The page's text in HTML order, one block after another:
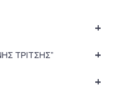
+
+
ΤΡΙΤΣΗΣ”
+